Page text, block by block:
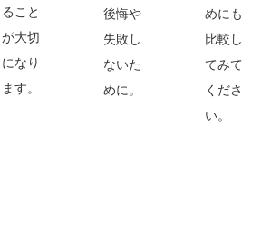
ること
が大切
になり
ます。
後悔や
失敗し
ないた
めに。
めにも
比較し
てみて
くださ
い。